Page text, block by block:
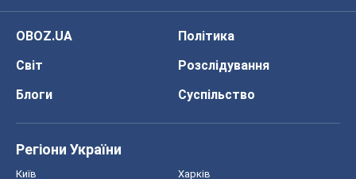
OBOZ.UA
Політика
Світ
Розслідування
Блоги
Суспільство
Регіони України
Київ Харків